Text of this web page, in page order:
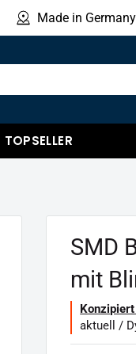
Made in Germany
TOPSELLER
SMD
mit
aktuell /